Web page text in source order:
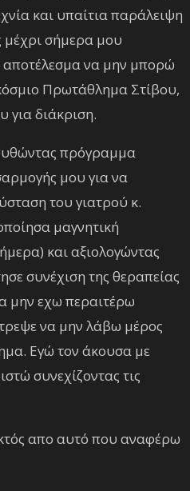
και υπαίτια παράλειψη
σήμερα μου
να μην μπορώ
Πρωτάθλημα Στίβου,
για διάκριση.
πρόγραμμα
μου για να
του γιατρού κ.
μαγνητική
και αξιολογώντας
συνέχιση της θεραπείας
μην εχω περαιτέρω
να μην λάβω μέρος
Εγώ τον άκουσα με
συνεχίζοντας τις
απο αυτό που αναφέρω